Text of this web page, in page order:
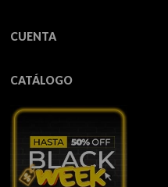
CUENTA
CATÁLOGO